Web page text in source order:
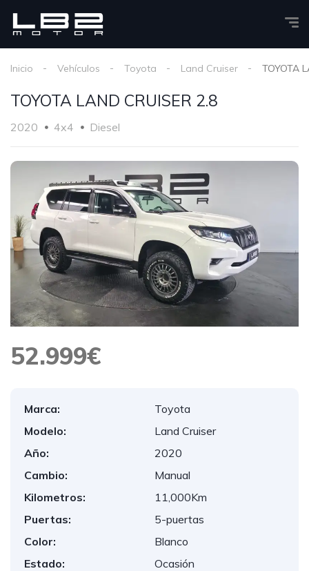
Inicio Vehículos Toyota Land Cruiser TOYOTA
TOYOTA LAND CRUISER 2.8
2020 4x4 Diesel
52.999€
Marca:
Toyota
Modelo:
Land Cruiser
Año:
2020
Cambio:
Manual
Kilometros:
11,000Km
Puertas:
5-puertas
Color:
Blanco
Estado:
Ocasión